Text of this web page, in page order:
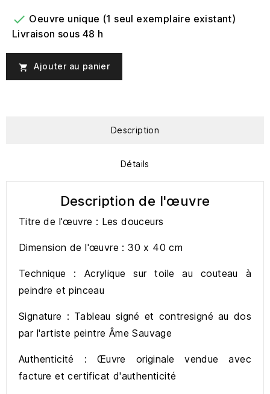
 Oeuvre unique (1 seul exemplaire existant)
Livraison sous 48 h
 Ajouter au panier
Description
Détails
Description de l'œuvre
Titre de l'œuvre : Les douceurs
Dimension de l'œuvre : 30 x 40 cm
Technique : Acrylique sur toile au couteau à
peindre et pinceau
Signature : Tableau signé et contresigné au dos
par l'artiste peintre Âme Sauvage
Authenticité : Œuvre originale vendue avec
facture et certificat d'authenticité